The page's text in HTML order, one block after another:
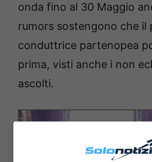
onda fino al 30 Maggio
rumors sostengono che il
conduttrice partenopea
prima, visti anche i non
ascolti.